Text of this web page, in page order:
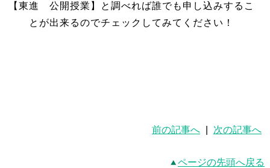
【東進 公開授業】と調べれば誰でも申し込みするこ
とが出来るのでチェックしてみてください！
前の記事へ 次の記事へ
ページの先頭へ戻る